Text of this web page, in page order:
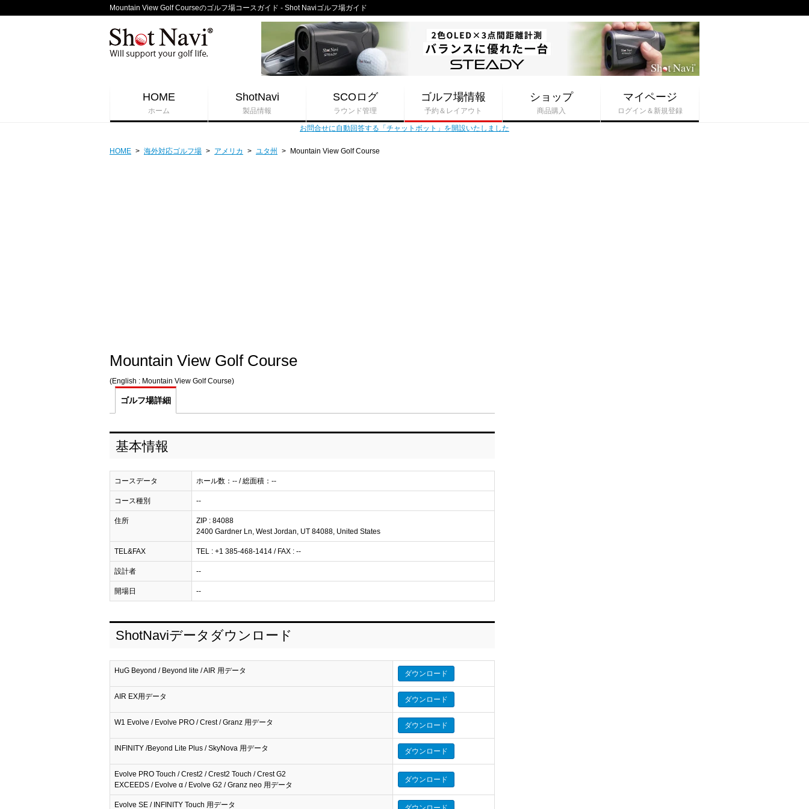
Mountain View Golf Courseのゴルフ場コースガイド - Shot Naviゴルフ場ガイド
HOME
ホーム
ShotNavi
製品情報
SCOログ
ラウンド管理
ゴルフ場情報
予約＆レイアウト
ショップ
商品購入
マイページ
ログイン＆新規登録
お問合せに自動回答する「チャットボット」を開設いたしました
HOME > 海外対応ゴルフ場 > アメリカ > ユタ州 > Mountain View Golf Course
Mountain View Golf Course
(English : Mountain View Golf Course)
ゴルフ場詳細
基本情報
コースデータ ホール数：-- / 総面積：--
コース種別 --
住所
ZIP : 84088
2400 Gardner Ln, West Jordan, UT 84088, United States
TEL&FAX TEL : +1 385-468-1414 / FAX : --
設計者 --
開場日 --
ShotNaviデータダウンロード
HuG Beyond / Beyond lite / AIR 用データ ダウンロード
AIR EX用データ ダウンロード
W1 Evolve / Evolve PRO / Crest / Granz 用データ ダウンロード
INFINITY /Beyond Lite Plus / SkyNova 用データ ダウンロード
Evolve PRO Touch / Crest2 / Crest2 Touch / Crest G2
EXCEEDS / Evolve α / Evolve G2 / Granz neo 用データ
ダウンロード
Evolve SE / INFINITY Touch 用データ